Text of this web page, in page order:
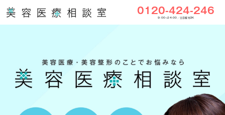
0120-424-246
9:00〜24:00／土日祝もOK